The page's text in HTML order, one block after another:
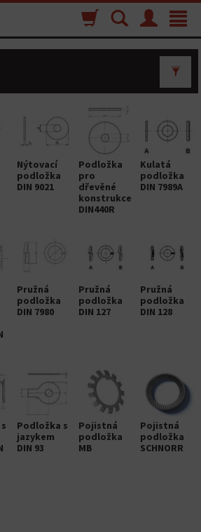
Toggle
Menu
Vyhľadávanie
Nákupný
košík
Nýtovací
podložka
DIN 9021
Podložka
pro
dřevěné
konstrukce
DIN440R
Kulatá
podložka
DIN 7989A
Pružná
podložka
DIN 7980
Pružná
podložka
DIN 127
Pružná
podložka
DIN 128
Podložka s
jazykem
DIN 93
Pojistná
podložka
MB
Pojistná
podložka
SCHNORR